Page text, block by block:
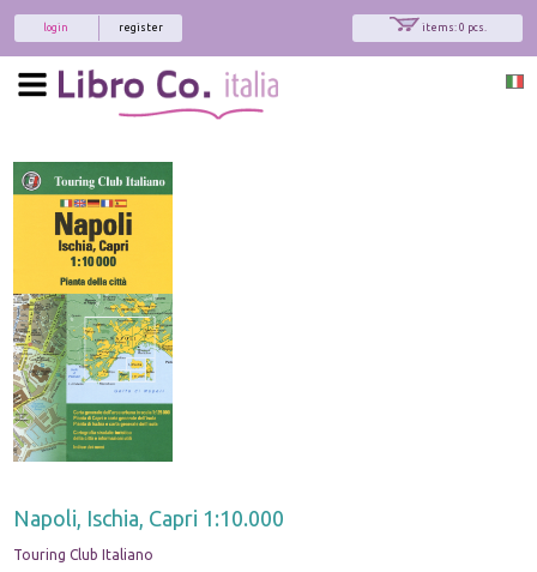
items: 0 pcs.
register
login
Napoli, Ischia, Capri 1:10.000
Touring Club Italiano